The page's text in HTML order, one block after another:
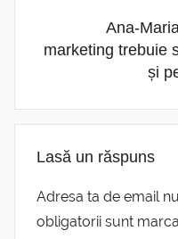
Ana-
marketing trebuie
și
Lasă un răspuns
Adresa ta de email
obligatorii sunt